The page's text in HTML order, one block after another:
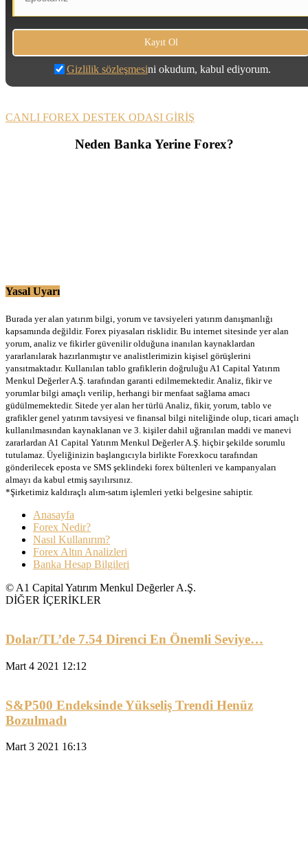
Gizlilik sözleşmesini okudum, kabul ediyorum.
CANLI FOREX DESTEK ODASI GİRİŞ
Neden Banka Yerine Forex?
Yasal Uyarı
Burada yer alan yatırım bilgi, yorum ve tavsiyeleri yatırım danışmanlığı
kapsamında değildir. Forex piyasaları risklidir. Bu internet sitesinde yer alan
yorum, analiz ve fikirler güvenilir olduğuna inanılan kaynaklardan
yararlanılarak hazırlanmıştır ve analistlerimizin kişisel görüşlerini
yansıtmaktadır. Kullanılan tablo grafiklerin doğruluğu A1 Capital Yatırım
Menkul Değerler A.Ş. tarafından garanti edilmemektedir. Analiz, fikir ve
yorumlar bilgi amaçlı verilip, herhangi bir menfaat sağlama amacı
güdülmemektedir. Sitede yer alan her türlü Analiz, fikir, yorum, tablo ve
grafikler genel yatırım tavsiyesi ve finansal bilgi niteliğinde olup, ticari amaçlı
kullanılmasından kaynaklanan ve 3. kişiler dahil uğranılan maddi ve manevi
zararlardan A1 Capital Yatırım Menkul Değerler A.Ş. hiçbir şekilde sorumlu
tutulamaz. Üyeliğinizin başlangıcıyla birlikte Forexkocu tarafından
gönderilecek eposta ve SMS şeklindeki forex bültenleri ve kampanyaları
almayı da kabul etmiş sayılırsınız.
*Şirketimiz kaldıraçlı alım-satım işlemleri yetki belgesine sahiptir.
Anasayfa
Forex Nedir?
Nasıl Kullanırım?
Forex Altın Analizleri
Banka Hesap Bilgileri
© A1 Capital Yatırım Menkul Değerler A.Ş.
DİĞER İÇERİKLER
Dolar/TL’de 7.54 Direnci En Önemli Seviye…
Mart 4 2021 12:12
S&P500 Endeksinde Yükseliş Trendi Henüz
Bozulmadı
Mart 3 2021 16:13